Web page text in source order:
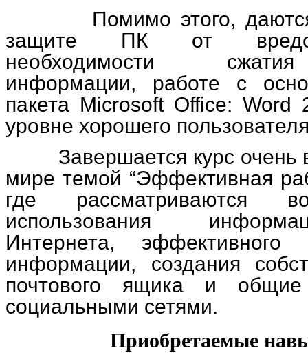
Помимо этого, даются
защите ПК от
необходимости
информации, работе с
пакета Microsoft Office:
уровне хорошего
Завершается курс очень
мире темой “Эффективная
где рассматриваются
использования
Интернета, эффективного
информации, создания
почтового ящика и
социальными сетями.
Приобретаемые